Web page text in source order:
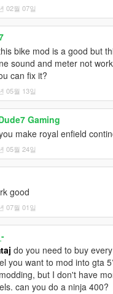
02월 07일
bike mod is a good but
sound and meter not
can fix it?
05월 13일
Gaming
make royal enfield
05월 24일
good
07월 01일
do you need to buy
you want to mod into gta
but I don't have
can you do a ninja 400?